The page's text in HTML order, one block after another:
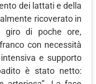
dei lattati e della
ricoverato in
giro di poche ore,
con necessità
e supporto
è stato netto: